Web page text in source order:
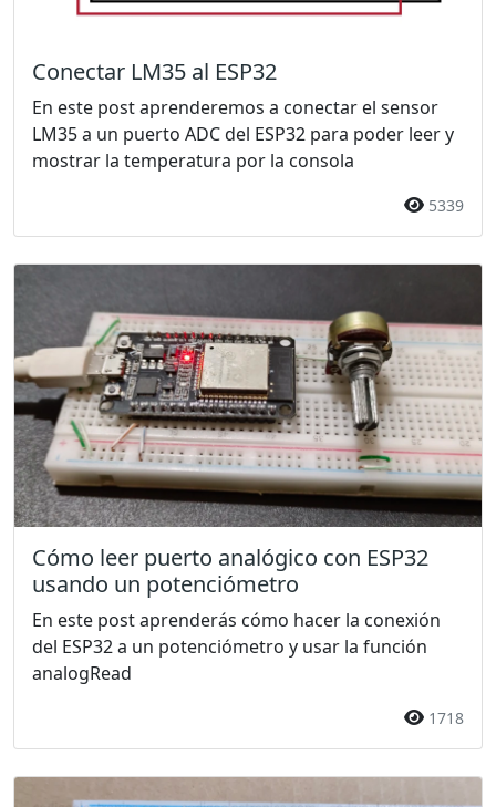
Conectar LM35 al ESP32
En este post aprenderemos a conectar el sensor
LM35 a un puerto ADC del ESP32 para poder leer y
mostrar la temperatura por la consola
5339
Cómo leer puerto analógico con ESP32
usando un potenciómetro
En este post aprenderás cómo hacer la conexión
del ESP32 a un potenciómetro y usar la función
analogRead
1718